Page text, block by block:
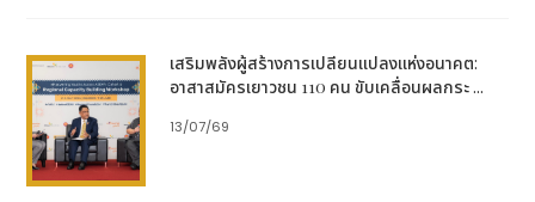
เสริมพลังผู้สร้างการเปลี่ยนแปลงแห่งอนาคต:
อาสาสมัครเยาวชน 110 คน ขับเคลื่อนผลกระ ...
13/07/69